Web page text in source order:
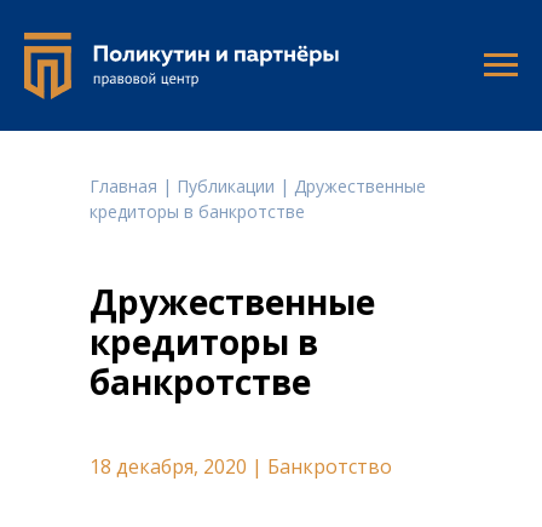
Главная | Публикации | Дружественные
кредиторы в банкротстве
Дружественные
кредиторы в
банкротстве
18 декабря, 2020 | Банкротство